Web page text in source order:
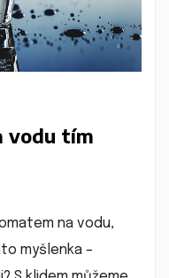
vodu tím
na vodu,
myšlenka –